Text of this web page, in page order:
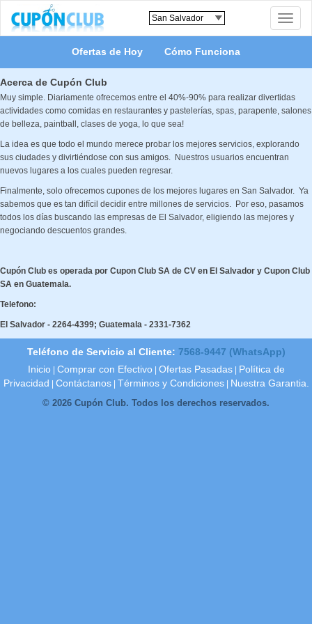
Toggle
Ofertas de Hoy Cómo Funciona
Acerca de Cupón Club
Muy simple. Diariamente ofrecemos entre el 40%-90% para realizar divertidas
actividades como comidas en restaurantes y pastelerías, spas, parapente, salones
de belleza, paintball, clases de yoga, lo que sea!
La idea es que todo el mundo merece probar los mejores servicios, explorando
sus ciudades y divirtiéndose con sus amigos. Nuestros usuarios encuentran
nuevos lugares a los cuales pueden regresar.
Finalmente, solo ofrecemos cupones de los mejores lugares en San Salvador. Ya
sabemos que es tan difícil decidir entre millones de servicios. Por eso, pasamos
todos los días buscando las empresas de El Salvador, eligiendo las mejores y
negociando descuentos grandes.
Cupón Club es operada por Cupon Club SA de CV en El Salvador y Cupon Club
SA en Guatemala.
Telefono:
El Salvador - 2264-4399; Guatemala - 2331-7362
Teléfono de Servicio al Cliente: 7568-9447 (WhatsApp)
Inicio Comprar con Efectivo Ofertas Pasadas
Política de
Privacidad
Contáctanos Términos y Condiciones
Nuestra Garantia.
© 2026 Cupón Club. Todos los derechos reservados.